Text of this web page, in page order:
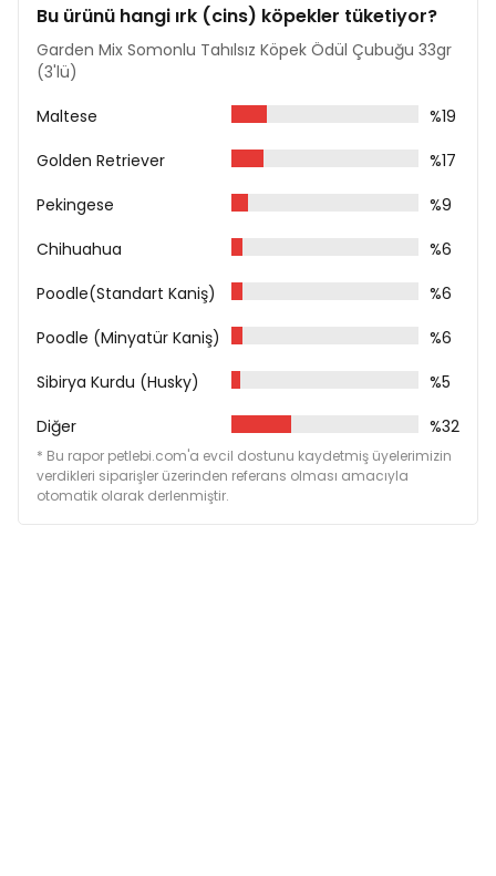
Yalnızca hayvan tüketimi içindir.
Serin ve kuru bir yerde saklayınız.
Bu ürünü hangi ırk (cins) köpekler tüketiyor?
Garden Mix Somonlu Tahılsız Köpek Ödül Çubuğu 33gr
(3'lü)
Maltese
%19
Golden Retriever
%17
Pekingese
%9
Chihuahua
%6
Poodle(Standart Kaniş)
%6
Poodle (Minyatür Kaniş)
%6
Sibirya Kurdu (Husky)
%5
Diğer
%32
* Bu rapor petlebi.com'a evcil dostunu kaydetmiş üyelerimizin
verdikleri siparişler üzerinden referans olması amacıyla
otomatik olarak derlenmiştir.